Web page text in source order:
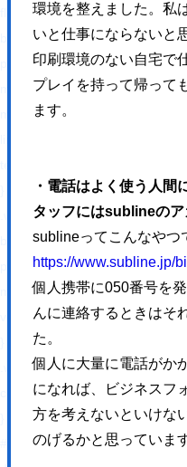
環境を整えました。私
いと仕事にならないと
印刷環境のない自宅で
プレイを持って帰って
ます。
・電話はよく使う人間
タッフにはsublineのア
sublineってこんなやつ
https://www.subline.jp/
個人携帯に050番号を
んに連絡するときはそ
た。
個人に大量に電話がか
になれば、ビジネスフ
方を考えないといけな
のげるかと思っています
float: right !important;
border: 0 !important;
padding: 0 !important;
margin: 0 5px 0px 0 !important;
min-height: 30px !important;
.wp_social_bookmarking_light
border: 0 !important;
padding: 0;
margin: 0;
vertical-align: top !important;
clear: both !important;
#fb-root{